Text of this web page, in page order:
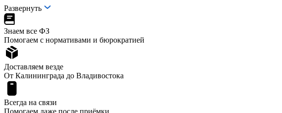
Развернуть
Знаем все ФЗ
Помогаем с нормативами и бюрократией
Доставляем везде
От Калининграда до Владивостока
Всегда на связи
Помогаем даже после приёмки